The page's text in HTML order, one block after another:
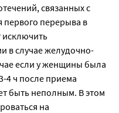
связанных с
первого перерыва в
исключить
в случае желудочно-
если у женщины была
4 ч после приема
быть неполным. В этом
на